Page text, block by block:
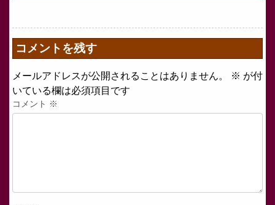
コメントを残す
メールアドレスが公開されることはありません。 ※ が付
いている欄は必須項目です
コメント ※